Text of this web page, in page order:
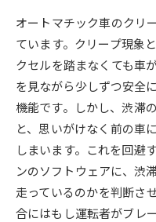
新学年スタート号特集ページ
（高3生用）
SELFBRAND特集ページ
オープンキャンパスな
オープンキャンパス検索
来場型・Web型イベント特集
オートマチック車のクリ
ています。クリープ現象
クセルを踏まなくても車
を見ながら少しずつ安全
機能です。しかし、渋滞
と、思いがけなく前の車
しまいます。これを回避
ンのソフトウェアに、渋
走っているのかを判断さ
合にはもし運転者がブレ